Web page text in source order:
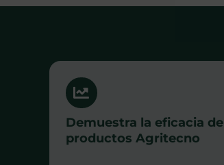
Demuestra la eficacia de
productos Agritecno